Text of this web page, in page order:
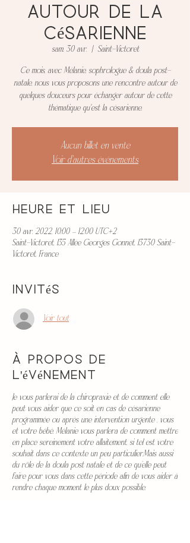
autour de la
césarienne
sam. 30 avr.
  |
Saint-Victoret
Ce mois, avec Mélanie, sophrologue & doula post-
natale, nous vous proposons une rencontre autour de
quelques douceurs pour échanger autour de cette
thématique qu'est la césarienne.
Aucun billet en vente
Voir d'autres événements
Heure et lieu
30 avr. 2022, 10:00 – 12:00 UTC+2
Saint-Victoret, 135 Allée Georges Gonnet, 13730 Saint-
Victoret, France
Invités
Voir tout
À propos de
l'événement
Je vous parlerai de la chiropraxie et de comment elle
peut vous aider que ce soit en cas de césarienne
programmée ou après une intervention urgente , vous
et votre bébé. Mélanie vous parlera de comment mettre
en place sereinement votre allaitement, si tel est votre
souhait dans ce contexte un peu particulier.Mais aussi
du rôle de la doula post natale et de ce qu’elle peut
faire pour vous dans cette période afin de vous aider à
rendre chaque moment le plus doux possible.